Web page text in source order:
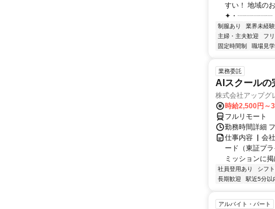
すい！ 地域の
✦・┈┈┈┈┈
制服あり 業界未経
主婦・主夫歓迎
フ
固定時間制
職場見
業務委託
AIスクールの
株式会社アップグ
時給2,500円～
フルリモート
勤務時間詳細
仕事内容 ▏
ード（東証プ
ミッションに
社員登用あり シフ
長期歓迎
駅近5分以
アルバイト・パート